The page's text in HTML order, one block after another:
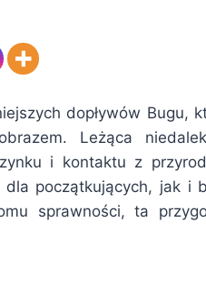
dopływów Bugu,
Leżąca
i kontaktu z
początkujących, jak i
sprawności, ta